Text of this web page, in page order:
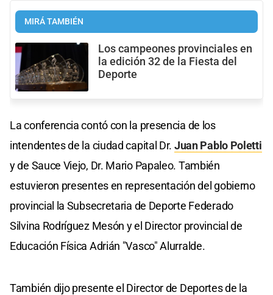
MIRÁ TAMBIÉN
Los campeones provinciales en
la edición 32 de la Fiesta del
Deporte
La conferencia contó con la presencia de los
intendentes de la ciudad capital Dr. Juan Pablo Poletti
y de Sauce Viejo, Dr. Mario Papaleo. También
estuvieron presentes en representación del gobierno
provincial la Subsecretaria de Deporte Federado
Silvina Rodríguez Mesón y el Director provincial de
Educación Física Adrián "Vasco" Alurralde.
También dijo presente el Director de Deportes de la